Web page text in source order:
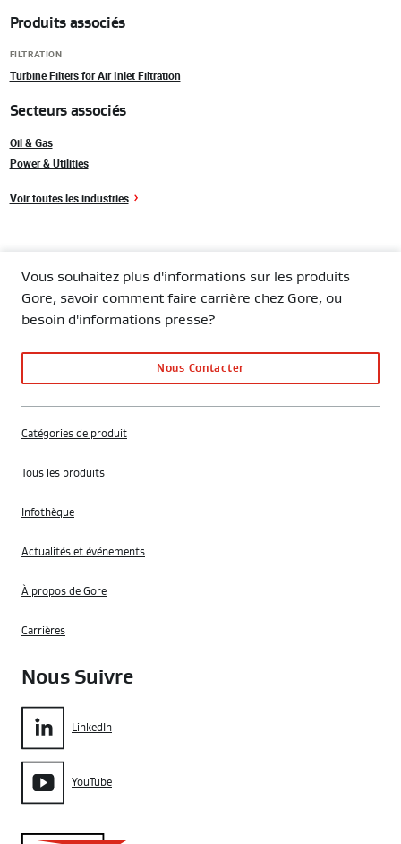
Produits associés
FILTRATION
Turbine Filters for Air Inlet Filtration
Secteurs associés
Oil & Gas
Power & Utilities
Voir toutes les industries
Vous souhaitez plus d'informations sur les produits
Gore, savoir comment faire carrière chez Gore, ou
besoin d'informations presse?
Nous Contacter
Catégories de produit
Tous les produits
Infothèque
Actualités et événements
À propos de Gore
Carrières
Nous Suivre
LinkedIn
YouTube